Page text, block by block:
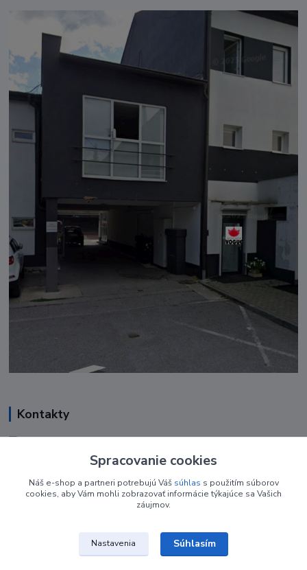
Kontakty
+421 948 050 205
nechtovyobchodik@gmail.com
Spracovanie cookies
Náš e-shop a partneri potrebujú Váš súhlas s použitím súborov
cookies, aby Vám mohli zobrazovať informácie týkajúce sa Vašich
záujmov.
Nastavenia Súhlasím